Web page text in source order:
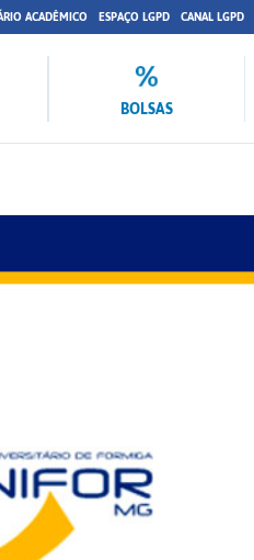
ACADÊMICO ESPAÇO LGPD CANAL LGPD
BOLSAS